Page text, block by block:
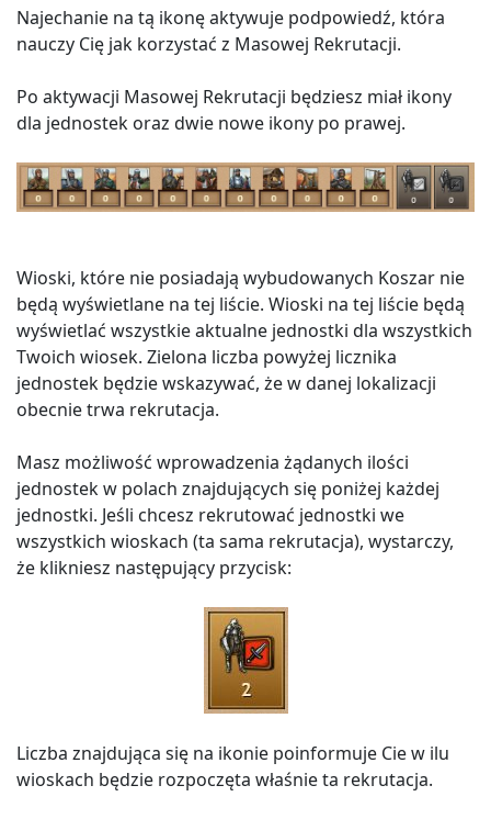
Najechanie na tą ikonę aktywuje podpowiedź, która
nauczy Cię jak korzystać z Masowej Rekrutacji.
Po aktywacji Masowej Rekrutacji będziesz miał ikony
dla jednostek oraz dwie nowe ikony po prawej.
Wioski, które nie posiadają wybudowanych Koszar nie
będą wyświetlane na tej liście. Wioski na tej liście będą
wyświetlać wszystkie aktualne jednostki dla wszystkich
Twoich wiosek. Zielona liczba powyżej licznika
jednostek będzie wskazywać, że w danej lokalizacji
obecnie trwa rekrutacja.
Masz możliwość wprowadzenia żądanych ilości
jednostek w polach znajdujących się poniżej każdej
jednostki. Jeśli chcesz rekrutować jednostki we
wszystkich wioskach (ta sama rekrutacja), wystarczy,
że klikniesz następujący przycisk:
Liczba znajdująca się na ikonie poinformuje Cie w ilu
wioskach będzie rozpoczęta właśnie ta rekrutacja.